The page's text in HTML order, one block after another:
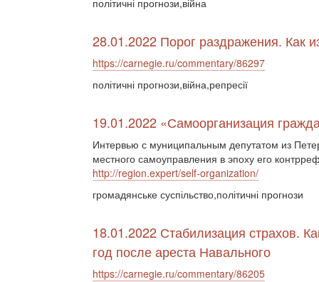
політичні прогнози,війна
28.01.2022 Порог раздражения. Как
https://carnegie.ru/commentary/86297
політичні прогнози,війна,репресії
19.01.2022 «Самоорганизация
Интервью с муниципальным депутатом из
местного самоуправления в эпоху его
http://region.expert/self-organization/
громадянське суспільство,політичні прогнози
18.01.2022 Стабилизация страхов.
год после ареста Навального
https://carnegie.ru/commentary/86205